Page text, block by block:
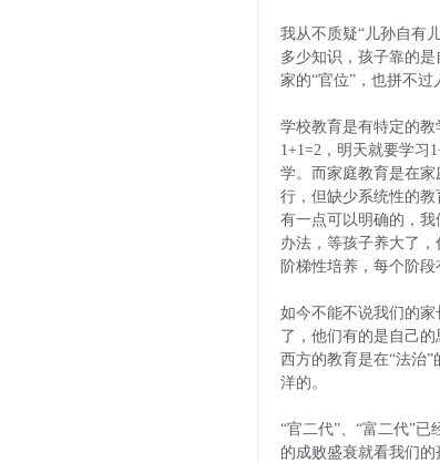
我从不质疑“儿孙自有
多少知识，孩子靠的
家的“官位”，也拼不过
学校教育是有特定的
1+1=2，明天就要学习
学。而家庭教育是在
行，但缺少系统性的
有一点可以明确的，
办法，等孩子养大了
阶梯性培养，每个阶
如今不能不说我们的
了，他们有的是自己
西方的教育是在“法治
洋的。
“官二代”、“富二代”
的成败盛衰就看我们